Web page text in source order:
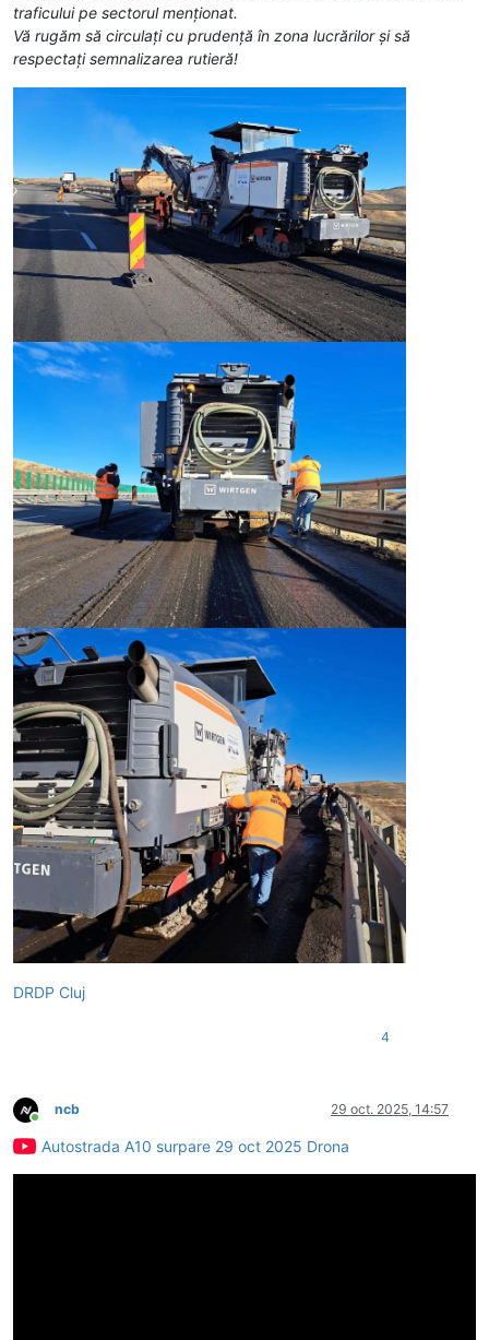
traficului pe sectorul menționat.
Vă rugăm să circulați cu prudență în zona lucrărilor și să
respectați semnalizarea rutieră!
DRDP Cluj
4
Conectat
ncb 29 oct. 2025, 14:57
Autostrada A10 surpare 29 oct 2025 Drona